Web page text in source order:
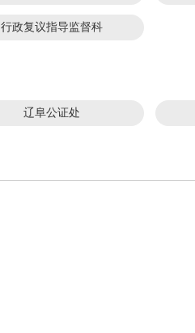
行政复议指导监督科
辽阜公证处